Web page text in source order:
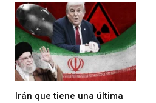
Irán que tiene una última